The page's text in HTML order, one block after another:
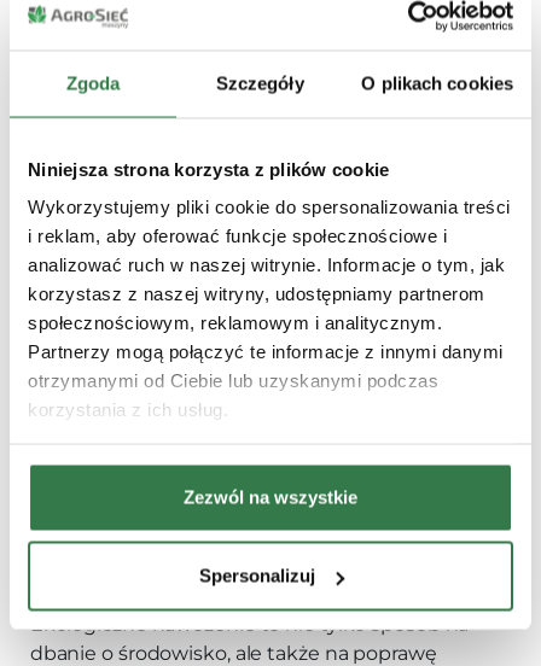
Zgoda Szczegóły O plikach cookies
Niniejsza strona korzysta z plików cookie
Wykorzystujemy pliki cookie do spersonalizowania treści
i reklam, aby oferować funkcje społecznościowe i
analizować ruch w naszej witrynie. Informacje o tym, jak
korzystasz z naszej witryny, udostępniamy partnerom
społecznościowym, reklamowym i analitycznym.
Partnerzy mogą połączyć te informacje z innymi danymi
otrzymanymi od Ciebie lub uzyskanymi podczas
korzystania z ich usług.
Zezwól na wszystkie
Spersonalizuj
Jest bogaty w próchnicę, mikroorganizmy oraz
enzymy, które pozytywnie wpływają na jakość
Bardzo bogaty w mikroelementy i
substancje odżywcze.
Pomaga poprawić strukturę gleby i zwiększa
jej żyzność.
Wspiera rozwój pożytecznych
mikroorganizmów glebowych.
Wady biohumusu:
nawozami ekologicznymi.
Trudny do pozyskania w dużych ilościach w
przypadku większych gospodarstw.
dbanie o środowisko, ale także na poprawę